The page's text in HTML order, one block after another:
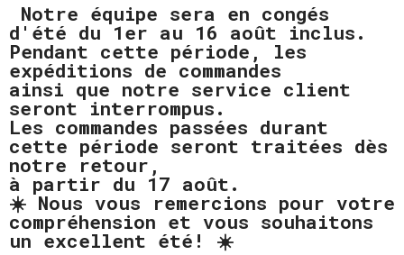
Notre équipe sera en congés
d'été du 1er au 16 août inclus.
Pendant cette période, les
expéditions de commandes
ainsi que notre service client
seront interrompus.
Les commandes passées durant
cette période seront traitées dès
notre retour,
à partir du 17 août.
☀️ Nous vous remercions pour votre
compréhension et vous souhaitons
un excellent été! ☀️